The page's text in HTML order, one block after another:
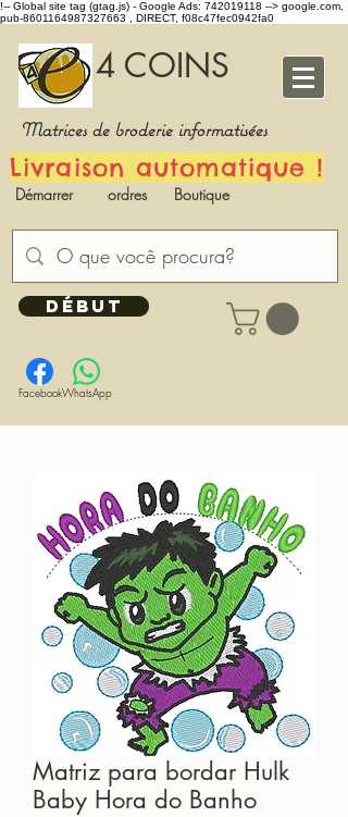
!-- Global site tag (gtag.js) - Google Ads: 742019118 --> google.com,
pub-8601164987327663 , DIRECT, f08c47fec0942fa0
4 COINS
Matrices de broderie informatisées
Livraison automatique !
Démarrer ordres Boutique
DÉBUT
FacebookWhatsApp
Matriz para bordar Hulk
Baby Hora do Banho